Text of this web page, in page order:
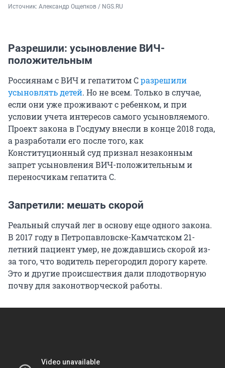
Источник: Александр Ощепков / NGS.RU
Разрешили: усыновление ВИЧ-
положительным
Россиянам с ВИЧ и гепатитом Сразрешили
усыновлять детей. Но не всем. Только в случае,
если они уже проживают с ребенком, и при
условии учета интересов самого усыновляемого.
Проект закона в Госдуму внесли в конце 2018 года,
а разработали его после того, как
Конституционный суд признал незаконным
запрет усыновления ВИЧ-положительным и
переносчикам гепатита С.
Запретили: мешать скорой
Реальный случай лег в основу еще одного закона.
В 2017 году в Петропавловске-Камчатском 21-
летний пациент умер, не дождавшись скорой из-
за того, что водитель перегородил дорогу карете.
Это и другие происшествия дали плодотворную
почву для законотворческой работы.